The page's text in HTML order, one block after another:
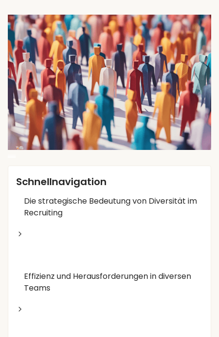
Schnellnavigation
Die strategische Bedeutung von Diversität im
Recruiting
Effizienz und Herausforderungen in diversen
Teams